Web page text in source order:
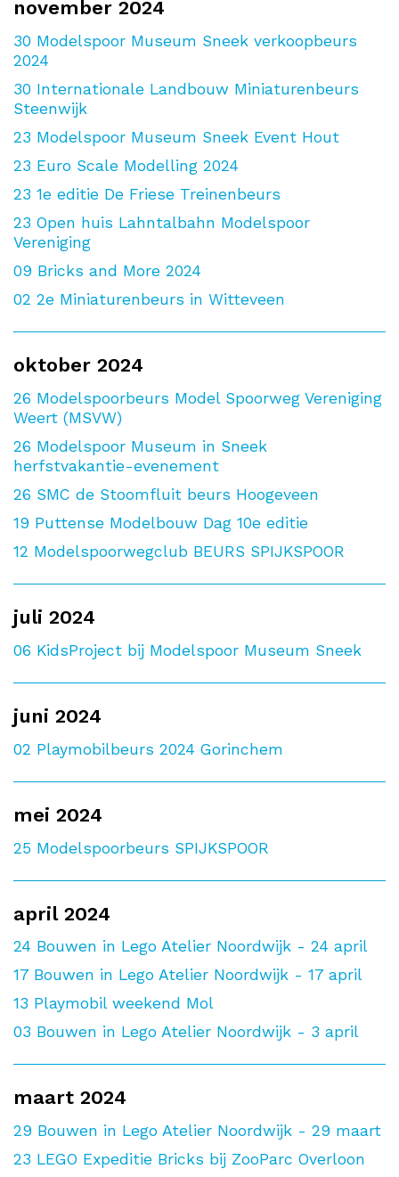
november 2024
30 Modelspoor Museum Sneek verkoopbeurs
2024
30 Internationale Landbouw Miniaturenbeurs
Steenwijk
23 Modelspoor Museum Sneek Event Hout
23 Euro Scale Modelling 2024
23 1e editie De Friese Treinenbeurs
23 Open huis Lahntalbahn Modelspoor
Vereniging
09 Bricks and More 2024
02 2e Miniaturenbeurs in Witteveen
oktober 2024
26 Modelspoorbeurs Model Spoorweg Vereniging
Weert (MSVW)
26 Modelspoor Museum in Sneek
herfstvakantie-evenement
26 SMC de Stoomfluit beurs Hoogeveen
19 Puttense Modelbouw Dag 10e editie
12 Modelspoorwegclub BEURS SPIJKSPOOR
juli 2024
06 KidsProject bij Modelspoor Museum Sneek
juni 2024
02 Playmobilbeurs 2024 Gorinchem
mei 2024
25 Modelspoorbeurs SPIJKSPOOR
april 2024
24 Bouwen in Lego Atelier Noordwijk - 24 april
17 Bouwen in Lego Atelier Noordwijk - 17 april
13 Playmobil weekend Mol
03 Bouwen in Lego Atelier Noordwijk - 3 april
maart 2024
29 Bouwen in Lego Atelier Noordwijk - 29 maart
23 LEGO Expeditie Bricks bij ZooParc Overloon